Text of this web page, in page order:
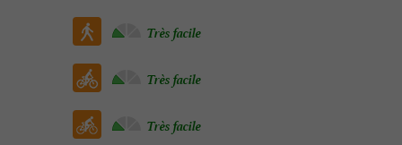
Très facile
Très facile
Très facile